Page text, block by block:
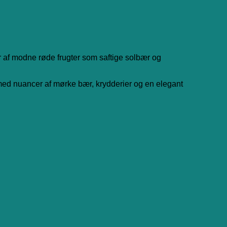
modne røde frugter som saftige solbær og
nuancer af mørke bær, krydderier og en elegant